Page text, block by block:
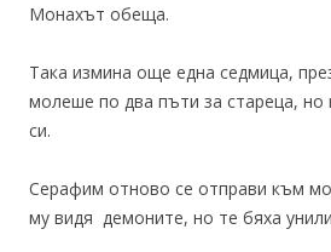
Монахът обеща.
Така измина още една седмица,
молеше по два пъти за стареца, но
си.
Серафим отново се отправи към
му видя демоните, но те бяха